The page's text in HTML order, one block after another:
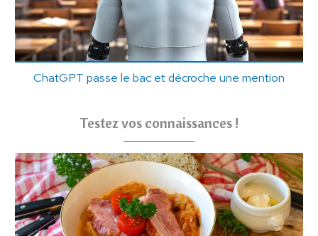
ChatGPT passe le bac et décroche une mention
Testez vos connaissances !